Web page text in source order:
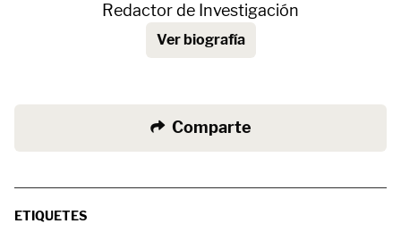
Redactor de Investigación
Ver biografía
Comparte
ETIQUETES